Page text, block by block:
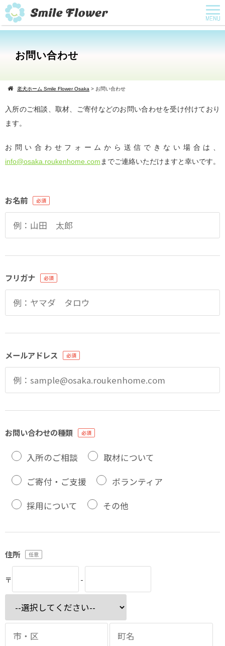
お問い合わせ
老犬ホーム Smile Flower Osaka > お問い合わせ
入所のご相談、取材、ご寄付などのお問い合わせを受け付けており
ます。
お問い合わせフォームから送信できない場合は、
info@osaka.roukenhome.com までご連絡いただけますと幸いです。
お名前
フリガナ
メールアドレス
お問い合わせの種類
入所のご相談
取材について
ご寄付・ご支援
ボランティア
採用について
その他
住所
〒 -